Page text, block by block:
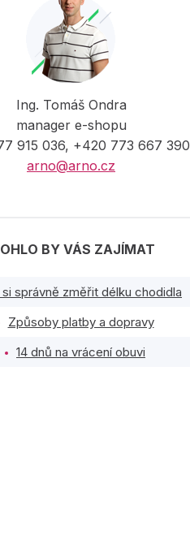
Ing. Tomáš Ondra
manager e-shopu
915 036, +420 773 667 390
arno@arno.cz
BY VÁS ZAJÍMAT
správně změřit délku chodidla
Způsoby platby a dopravy
14 dnů na vrácení obuvi